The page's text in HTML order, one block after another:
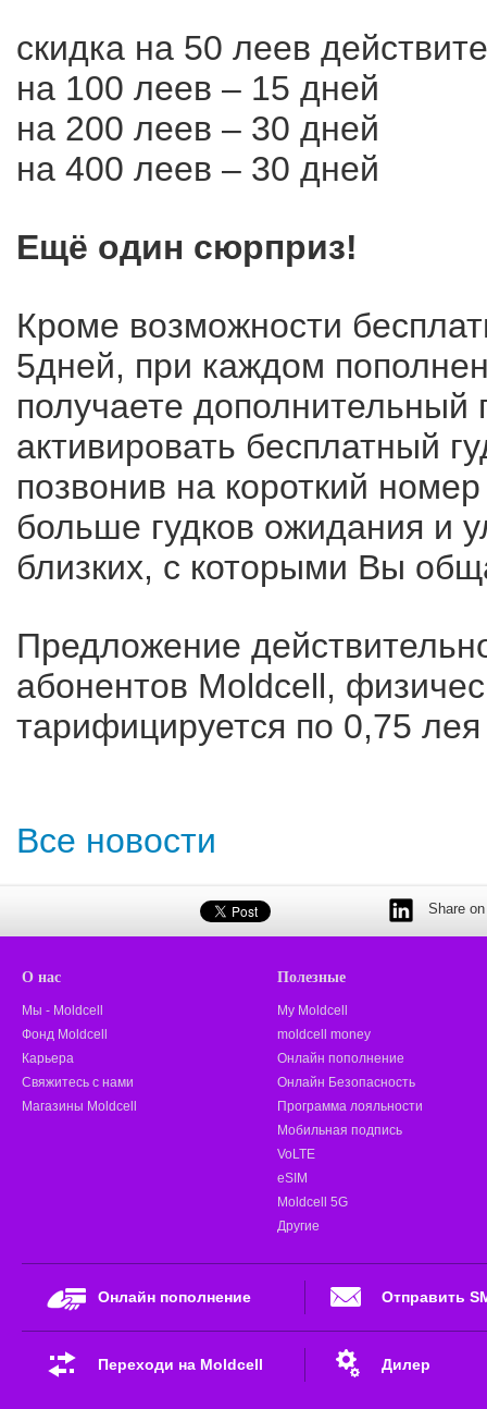
скидка на 50 леев
на 100 леев – 15 дней
на 200 леев – 30 дней
на 400 леев – 30 дней
Ещё один сюрприз!
Кроме возможности
5дней, при каждом
получаете дополнительный
активировать бесплатный
позвонив на короткий
больше гудков ожидания и
близких, с которыми Вы
Предложение
абонентов Moldcell,
тарифицируется по 0,75 лея
Все новости
Share
О нас
Мы - Moldcell
Фонд Moldcell
Карьера
Свяжитесь с нами
Магазины Moldcell
Полезные
My Moldcell
moldcell money
Онлайн пополнение
Онлайн Безопасность
Программа лояльности
Мобильная подпись
VoLTE
eSIM
Moldcell 5G
Другие
Онлайн пополнение Отправить
Переходи на Moldcell Дилер